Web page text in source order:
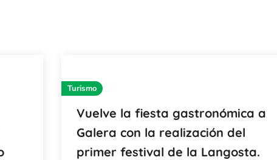
Turismo
Vuelve la fiesta gastronómica a
Galera con la realización del
primer festival de la Langosta.